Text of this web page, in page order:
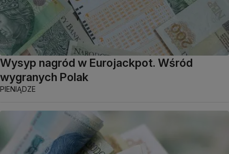
Wysyp nagród w Eurojackpot. Wśród
wygranych Polak
PIENIĄDZE